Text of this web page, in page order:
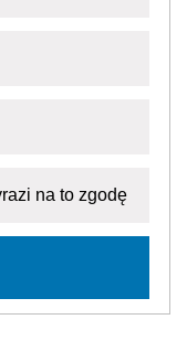
na to zgodę